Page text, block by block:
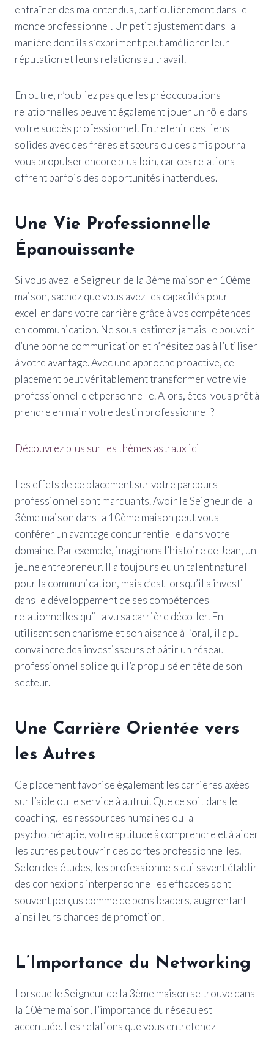
entraîner des malentendus, particulièrement dans le
monde professionnel. Un petit ajustement dans la
manière dont ils s’expriment peut améliorer leur
réputation et leurs relations au travail.
En outre, n’oubliez pas que les préoccupations
relationnelles peuvent également jouer un rôle dans
votre succès professionnel. Entretenir des liens
solides avec des frères et sœurs ou des amis pourra
vous propulser encore plus loin, car ces relations
offrent parfois des opportunités inattendues.
Une Vie Professionnelle
Épanouissante
Si vous avez le Seigneur de la 3ème maison en 10ème
maison, sachez que vous avez les capacités pour
exceller dans votre carrière grâce à vos compétences
en communication. Ne sous-estimez jamais le pouvoir
d’une bonne communication et n’hésitez pas à l’utiliser
à votre avantage. Avec une approche proactive, ce
placement peut véritablement transformer votre vie
professionnelle et personnelle. Alors, êtes-vous prêt à
prendre en main votre destin professionnel ?
Découvrez plus sur les thèmes astraux ici
Les effets de ce placement sur votre parcours
professionnel sont marquants. Avoir le Seigneur de la
3ème maison dans la 10ème maison peut vous
conférer un avantage concurrentielle dans votre
domaine. Par exemple, imaginons l’histoire de Jean, un
jeune entrepreneur. Il a toujours eu un talent naturel
pour la communication, mais c’est lorsqu’il a investi
dans le développement de ses compétences
relationnelles qu’il a vu sa carrière décoller. En
utilisant son charisme et son aisance à l’oral, il a pu
convaincre des investisseurs et bâtir un réseau
professionnel solide qui l’a propulsé en tête de son
secteur.
Une Carrière Orientée vers
les Autres
Ce placement favorise également les carrières axées
sur l’aide ou le service à autrui. Que ce soit dans le
coaching, les ressources humaines ou la
psychothérapie, votre aptitude à comprendre et à aider
les autres peut ouvrir des portes professionnelles.
Selon des études, les professionnels qui savent établir
des connexions interpersonnelles efficaces sont
souvent perçus comme de bons leaders, augmentant
ainsi leurs chances de promotion.
L’Importance du Networking
Lorsque le Seigneur de la 3ème maison se trouve dans
la 10ème maison, l’importance du réseau est
accentuée. Les relations que vous entretenez –